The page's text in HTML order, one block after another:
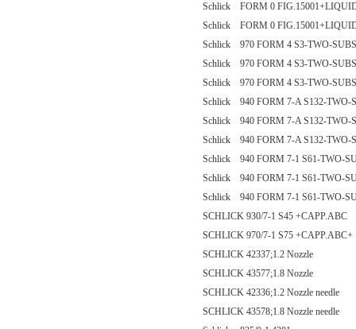
Schlick FORM 0
Schlick FORM 0
Schlick 970 FORM 4 S3-TWO-
Schlick 970 FORM 4 S3-TWO-
Schlick 970 FORM 4 S3-TWO-
Schlick 940 FORM 7-A S132-TWO-
Schlick 940 FORM 7-A S132-TWO-
Schlick 940 FORM 7-A S132-TWO-
Schlick 940 FORM 7-1 S61-TWO-
Schlick 940 FORM 7-1 S61-TWO-
Schlick 940 FORM 7-1 S61-TWO-
SCHLICK 930/7-1 S45 +CAPP.ABC
SCHLICK 970/7-1 S75 +CAPP.ABC+
SCHLICK 42337;1.2 Nozzle
SCHLICK 43577;1.8 Nozzle
SCHLICK 42336;1.2 Nozzle needle
SCHLICK 43578;1.8 Nozzle needle